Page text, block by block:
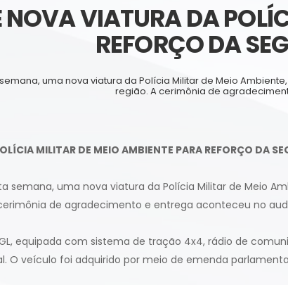
NOVA VIATURA DA
REFORÇO DA
uma nova viatura da Polícia Militar de Meio
região. A cerimônia de
MILITAR DE MEIO AMBIENTE PARA REFORÇO DA
semana, uma nova viatura da Polícia Militar de Meio
de agradecimento e entrega aconteceu no
equipada com sistema de tração 4x4, rádio de
O veículo foi adquirido por meio de emenda